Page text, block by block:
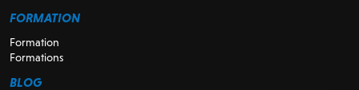
FORMATION
Formation
Formations
BLOG